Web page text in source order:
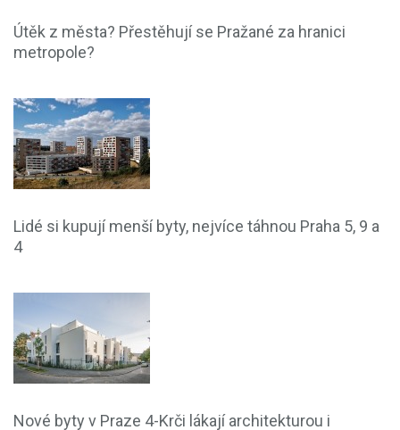
Útěk z města? Přestěhují se Pražané za hranici
metropole?
Lidé si kupují menší byty, nejvíce táhnou Praha 5, 9 a
4
Nové byty v Praze 4-Krči lákají architekturou i